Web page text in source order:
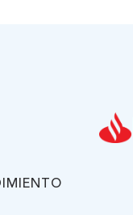
DE USUARIOS